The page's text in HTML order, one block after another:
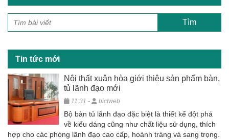
e
b
o
k
er e
Tin tức mới
Nội thất xuân hòa giới thiệu sản phẩm bàn,
tủ lãnh đạo mới
11:31 - bictweb
Bộ bàn tủ lãnh đạo đặc biệt là thiết kế đột phá
về kiểu dáng cũng như chất liệu sử dụng, thích
hợp cho các phòng lãnh đạo cao cấp, hoành tráng và sang trọng.